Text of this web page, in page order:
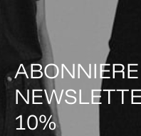
10%